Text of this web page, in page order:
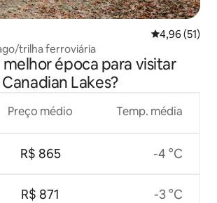
4,96 de uma
4,96 (51)
trilha ferroviária
melhor época para visitar
Canadian Lakes?
Preço médio
R$ 865
R$ 871
Temp. média
-4 °C
-3 °C